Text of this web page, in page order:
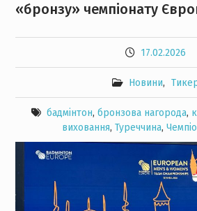
«бронзу» чемпіонату
17.02.2026
Новини,
бадмінтон, бронзова нагорода,
виховання,Туреччина,